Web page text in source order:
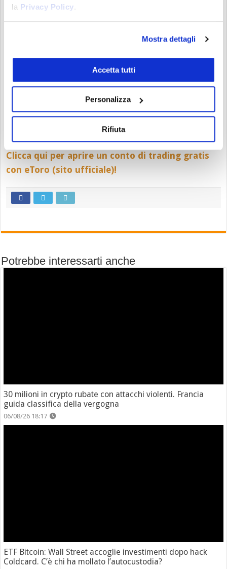
la Privacy Policy.
Mostra dettagli
Accetta tutti
Personalizza
Rifiuta
massimo da due anni a questa parte, mentre il
valore delle stablecoin che “vivono” sulla propria
ha superato i 7 miliardi di dollari.
Se a quanto sopra aggiungiamo il fatto che è
molto probabile che l’approdo di Ethereum 2.0
(tra l’estate e l’autunno) sarà un evento in grado di
generare nuove pressioni rialziste su ETH, ne
deriva chelo scenario centrale di medio termine
a nostro giudizio rimane rialzista
Clicca qui per aprire un conto di trading gratis
con eToro (sito ufficiale)!
Potrebbe interessarti anche
30 milioni in crypto rubate con attacchi violenti. Francia
guida classifica della vergogna
06/08/26 18:17
ETF Bitcoin: Wall Street accoglie investimenti dopo hack
Coldcard. C’è chi ha mollato l’autocustodia?